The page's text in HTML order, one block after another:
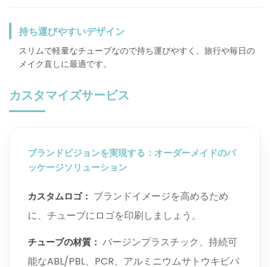
持ち運びやすいデザイン
スリムで軽量なチューブなので持ち運びやすく、旅行や毎日の
メイク直しに最適です。
カスタマイズサービス
ブランドビジョンを実現する：オーダーメイドのパ
ッケージソリューション
カスタムロゴ： ブランドイメージを高めるため
に、チューブにロゴを印刷しましょう。
チューブの材質： バージンプラスチック、持続可
能なABL/PBL、PCR、アルミニウムサトウキビバ